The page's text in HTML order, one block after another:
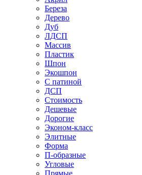
Береза
Дерево
Дуб
ЛДСП
Массив
Пластик
Шпон
Экошпон
С патиной
ДСП
Стоимость
Дешевые
Дорогие
Эконом-класс
Элитные
Форма
П-образные
Угловые
Прямые